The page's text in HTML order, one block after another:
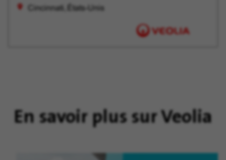
Cincinnati, États-Unis
En savoir plus sur Veolia